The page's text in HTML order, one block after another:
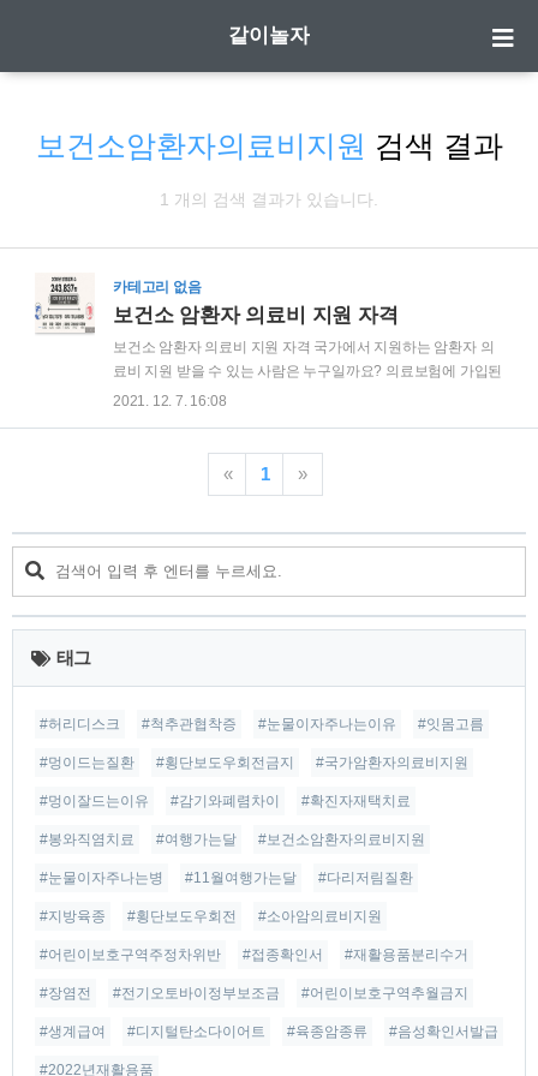
같이놀자
보건소암환자의료비지원 검색 결과
1 개의 검색 결과가 있습니다.
카테고리 없음
보건소 암환자 의료비 지원 자격
보건소 암환자 의료비 지원 자격 국가에서 지원하는 암환자 의
료비 지원 받을 수 있는 사람은 누구일까요? 의료보험에 가입된
사람이라면 누구라도 신청하고 받을 수 있는지 아니면 어떤 자
를 지원하는 사업입니다. 시작은 2002년 만15세 이하의 소아
백혈병 환자 지원사업이었습니다. 현재는 만18세 미만의 소아
니다. 보건소 암환자 의료비 지원 자격 소아 암환자 만 19세까
지, 신청기준 만18세 미만이어야 합니다. 지원할 수 있는 암 종
는 소득과 재산을 조사해서 지원 자격 여부..
2021. 12. 7. 16:08
« 1 »
태그
#허리디스크 #척추관협착증 #눈물이자주나는이유 #잇몸고름
#멍이드는질환 #횡단보도우회전금지 #국가암환자의료비지원
#멍이잘드는이유 #감기와폐렴차이 #확진자재택치료
#봉와직염치료 #여행가는달 #보건소암환자의료비지원
#눈물이자주나는병 #11월여행가는달 #다리저림질환
#지방육종 #횡단보도우회전 #소아암의료비지원
#어린이보호구역주정차위반 #접종확인서 #재활용품분리수거
#장염전 #전기오토바이정부보조금 #어린이보호구역추월금지
#생계급여 #디지털탄소다이어트 #육종암종류 #음성확인서발급
#2022년재활용품